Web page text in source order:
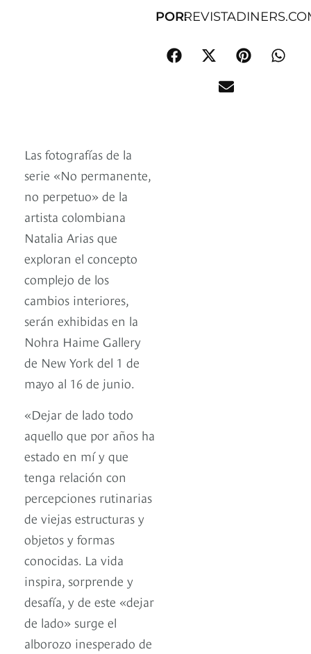
POR:
Las fotografías de la
serie «No permanente,
no perpetuo» de la
artista colombiana
Natalia Arias que
exploran el concepto
complejo de los
cambios interiores,
serán exhibidas en la
Nohra Haime Gallery
de New York del 1 de
mayo al 16 de junio.
«Dejar de lado todo
aquello que por años ha
estado en mí y que
tenga relación con
percepciones rutinarias
de viejas estructuras y
objetos y formas
conocidas. La vida
inspira, sorprende y
desafía, y de este «dejar
de lado» surge el
alborozo inesperado de